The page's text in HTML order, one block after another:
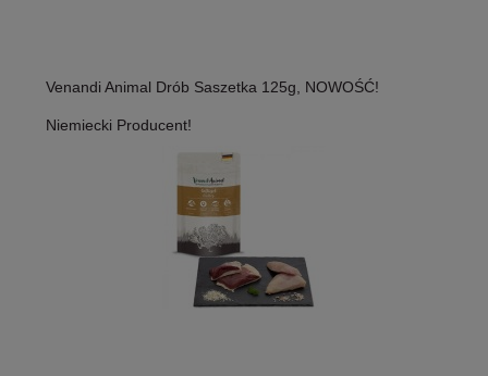
Venandi Animal Drób Saszetka 125g, NOWOŚĆ!
Niemiecki Producent!